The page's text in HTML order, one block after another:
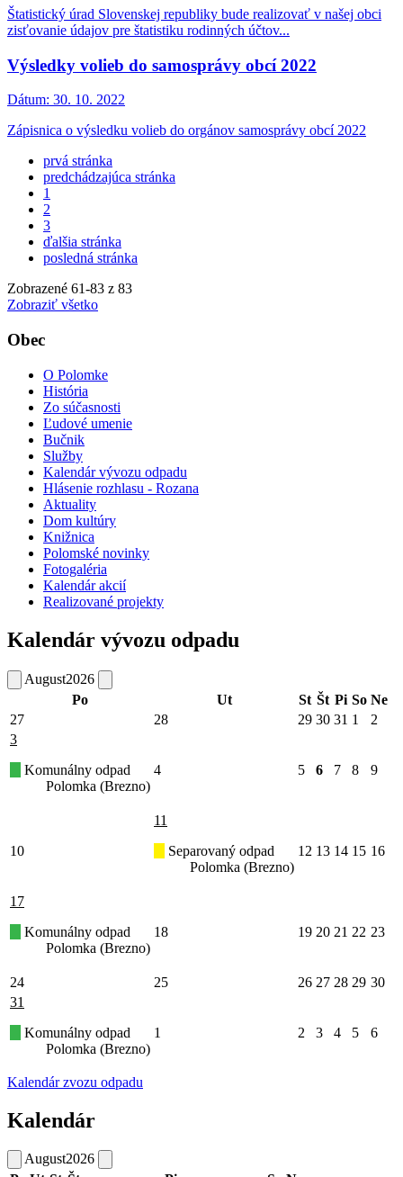
Štatistický úrad Slovenskej republiky bude realizovať v našej obci
zisťovanie údajov pre štatistiku rodinných účtov...
Výsledky volieb do samosprávy obcí 2022
Dátum: 30. 10. 2022
Zápisnica o výsledku volieb do orgánov samosprávy obcí 2022
prvá stránka
predchádzajúca stránka
1
2
3
ďalšia stránka
posledná stránka
Zobrazené 61-83 z 83
Zobraziť všetko
Obec
O Polomke
História
Zo súčasnosti
Ľudové umenie
Bučnik
Služby
Kalendár vývozu odpadu
Hlásenie rozhlasu - Rozana
Aktuality
Dom kultúry
Knižnica
Polomské novinky
Fotogaléria
Kalendár akcií
Realizované projekty
Kalendár vývozu odpadu
August2026
Po
Ut St Št Pi So Ne
27
28 29 30 31 1
2
3
Komunálny odpad
Polomka (Brezno)
4 5 6 7 8 9
10
11
Separovaný odpad
Polomka (Brezno)
12 13 14 15 16
17
Komunálny odpad
Polomka (Brezno)
18 19 20 21 22 23
24 25 26 27 28 29 30
31
Komunálny odpad
Polomka (Brezno)
1 2 3 4 5 6
Kalendár zvozu odpadu
Kalendár
August2026